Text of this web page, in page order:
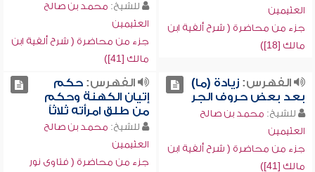
العثيمين
جزء من محاضرة ( شرح ألفية ابن
مالك [18])
للشيخ: محمد بن صالح
العثيمين
جزء من محاضرة ( شرح ألفية ابن
مالك [41])
الفهرس:زيادة (ما)
بعد بعض حروف الجر
للشيخ: محمد بن صالح
العثيمين
جزء من محاضرة ( شرح ألفية ابن
مالك [41])
الفهرس:حكم
إتيان الكهنة وحكم
من طلق امرأته ثلاثاً
للشيخ: محمد بن صالح
العثيمين
جزء من محاضرة ( فتاوى نور